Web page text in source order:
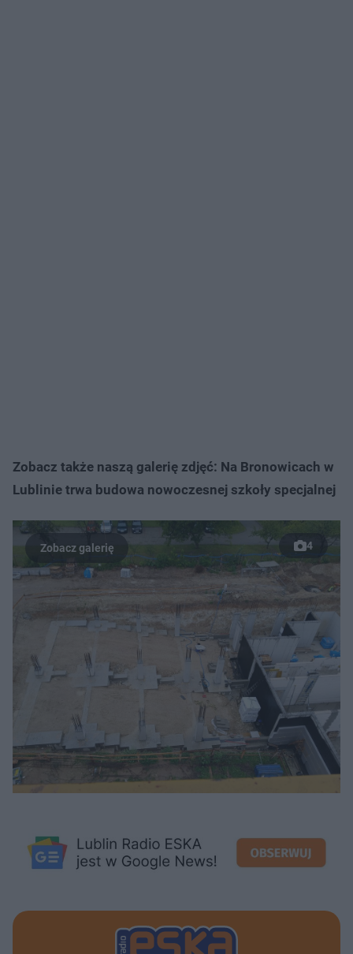
Zobacz także naszą galerię zdjęć: Na Bronowicach w
Lublinie trwa budowa nowoczesnej szkoły specjalnej
4